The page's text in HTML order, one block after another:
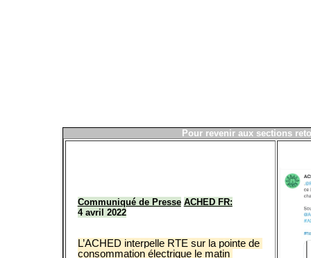
Pour revenir aux sections ret
Communiqué de Presse ACHED FR:
4 avril 2022
L’ACHED interpelle RTE sur la pointe de
consommation électrique le matin